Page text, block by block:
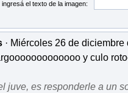
el texto de la imagen:
· Miércoles 26 de
y culo
juve, es responderle a un